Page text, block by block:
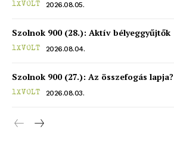
ELŐFIZETÉS
Hasznos
bSZ fiók
1XVOLT 2026.08.05.
Szolnok 900 (28.): Aktív bélyeggyűjtők
1XVOLT 2026.08.04.
Szolnok 900 (27.): Az összefogás lapja?
1XVOLT 2026.08.03.